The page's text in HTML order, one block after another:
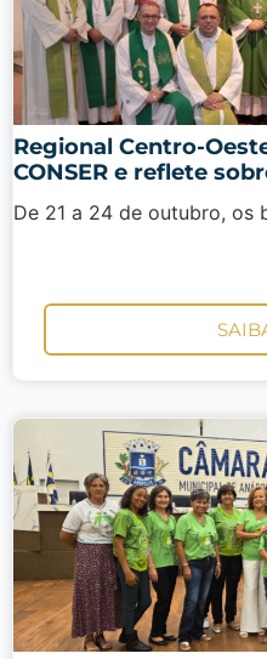
Regional Centro-
CONSER e reflete
De 21 a 24 de outubro, os